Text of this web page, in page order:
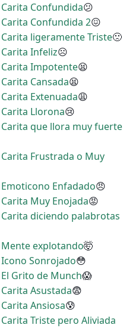
Confundida😕
Confundida 2😖
ligeramente Triste🙁
Infeliz☹
Impotente😫
Cansada😫
Extenuada😩
Llorona😢
que llora muy fuerte
Frustrada o Muy
Enfadado😠
Muy Enojada😡
diciendo palabrotas
explotando🤯
Sonrojado😳
Grito de Munch😱
Asustada😨
Ansiosa😰
Triste pero Aliviada